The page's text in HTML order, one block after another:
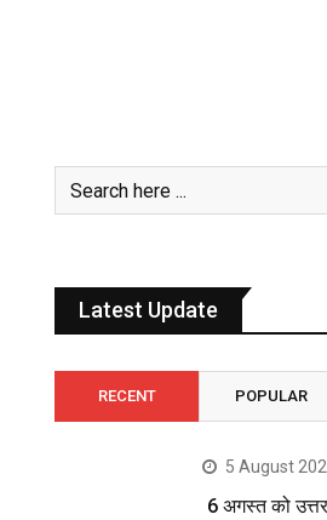
Latest Update
RECENT POPULAR
5 August
6 अगस्त को